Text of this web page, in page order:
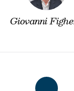
Giovanni